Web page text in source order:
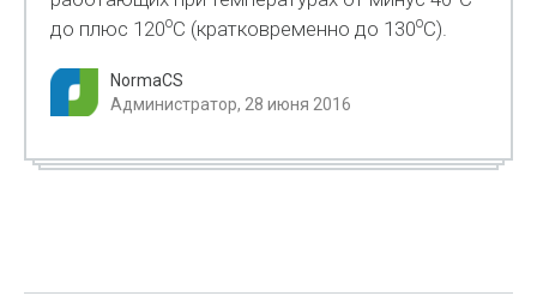
до плюс 120оС (кратковременно до 130оС).
NormaCS
Администратор, 28 июня 2016